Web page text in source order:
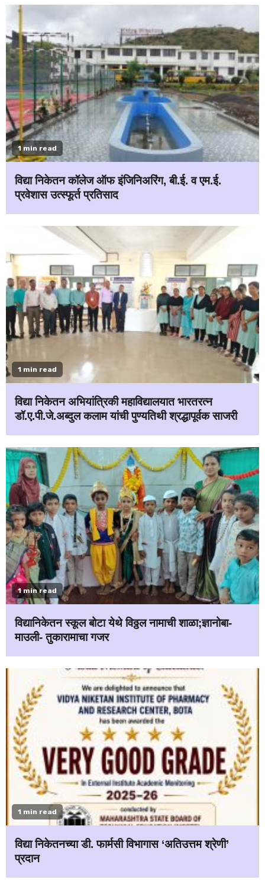
1 min read
विद्या निकेतन कॉलेज ऑफ इंजिनिअरिंग, बी.ई. व एम.ई.
प्रवेशास उत्स्फूर्त प्रतिसाद
1 min read
विद्या निकेतन अभियांत्रिकी महाविद्यालयात भारतरत्न
डॉ.ए.पी.जे.अब्दुल कलाम यांची पुण्यतिथी श्रद्धापूर्वक साजरी
1 min read
विद्यानिकेतन स्कूल बोटा येथे विठ्ठल नामाची शाळा;ज्ञानोबा-
माउली- तुकारामाचा गजर
1 min read
विद्या निकेतनच्या डी. फार्मसी विभागास ‘अतिउत्तम श्रेणी’
प्रदान